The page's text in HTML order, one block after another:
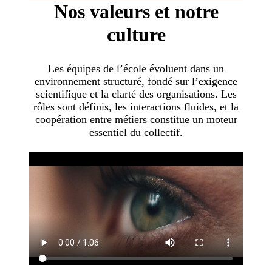
Nos valeurs et notre
culture
Les équipes de l’école évoluent dans un
environnement structuré, fondé sur l’exigence
scientifique et la clarté des organisations. Les
rôles sont définis, les interactions fluides, et la
coopération entre métiers constitue un moteur
essentiel du collectif.